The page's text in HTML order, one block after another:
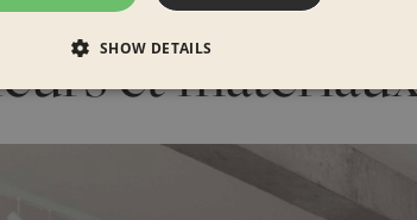
et
SHOW DETAILS